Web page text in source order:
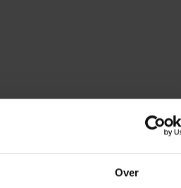
Over